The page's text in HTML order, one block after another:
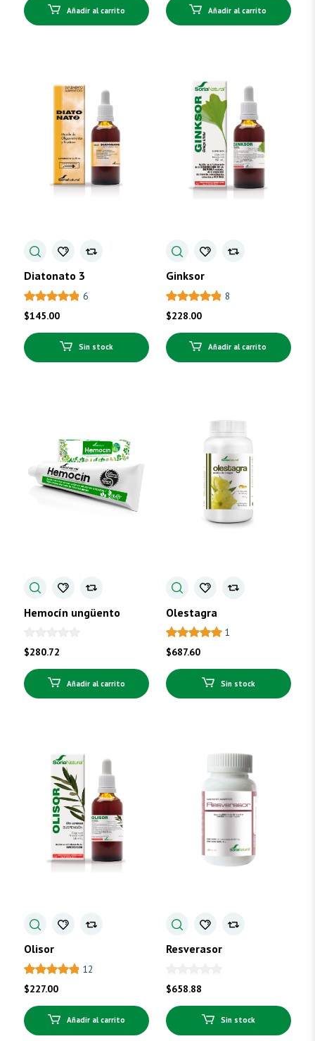
Añadir al carrito Añadir al carrito
Diatonato 3
6
$145.00
Sin stock
Ginksor
8
$228.00
Añadir al carrito
Hemocín ungüento
$280.72
Añadir al carrito
Olestagra
1
$687.60
Sin stock
Olisor
12
$227.00
Añadir al carrito
Resverasor
$658.88
Sin stock